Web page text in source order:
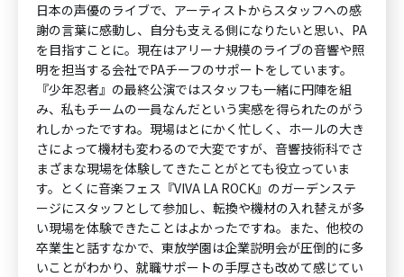
日本の声優のライブで、アーティストからスタッフへの感
謝の言葉に感動し、自分も支える側になりたいと思い、PA
を目指すことに。現在はアリーナ規模のライブの音響や照
明を担当する会社でPAチーフのサポートをしています。
『少年忍者』の最終公演ではスタッフも一緒に円陣を組
み、私もチームの一員なんだという実感を得られたのがう
れしかったですね。現場はとにかく忙しく、ホールの大き
さによって機材も変わるので大変ですが、音響技術科でさ
まざまな現場を体験してきたことがとても役立っていま
す。とくに音楽フェス『VIVA LA ROCK』のガーデンステ
ージにスタッフとして参加し、転換や機材の入れ替えが多
い現場を体験できたことはよかったですね。また、他校の
卒業生と話すなかで、東放学園は企業説明会が圧倒的に多
いことがわかり、就職サポートの手厚さも改めて感じてい